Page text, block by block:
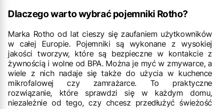
Dlaczego warto wybrać pojemniki Rotho?
Marka Rotho od lat cieszy się zaufaniem użytkowników
w całej Europie. Pojemniki są wykonane z wysokiej
jakości tworzyw, które są bezpieczne w kontakcie z
żywnością i wolne od BPA. Można je myć w zmywarce, a
wiele z nich nadaje się także do użycia w kuchence
mikrofalowej czy zamrażarce. To praktyczne
rozwiązanie, które sprawdzi się w każdym domu,
niezależnie od tego, czy chcesz przedłużyć świeżość